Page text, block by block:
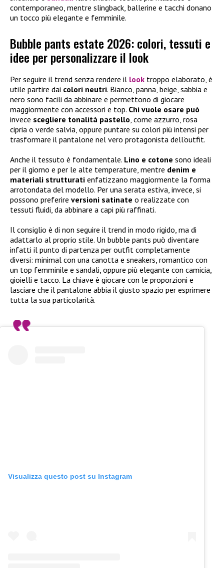
contemporaneo, mentre slingback, ballerine e tacchi donano
un tocco più elegante e femminile.
Bubble pants estate 2026: colori, tessuti e
idee per personalizzare il look
Per seguire il trend senza rendere il look troppo elaborato, è
utile partire dai colori neutri. Bianco, panna, beige, sabbia e
nero sono facili da abbinare e permettono di giocare
maggiormente con accessori e top. Chi vuole osare può
invece scegliere tonalità pastello , come azzurro, rosa
cipria o verde salvia, oppure puntare su colori più intensi per
trasformare il pantalone nel vero protagonista dell’outfit.
Anche il tessuto è fondamentale. Lino e cotone sono ideali
per il giorno e per le alte temperature, mentre denim e
materiali strutturati enfatizzano maggiormente la forma
arrotondata del modello. Per una serata estiva, invece, si
possono preferire versioni satinate o realizzate con
tessuti fluidi, da abbinare a capi più raffinati.
Il consiglio è di non seguire il trend in modo rigido, ma di
adattarlo al proprio stile. Un bubble pants può diventare
infatti il punto di partenza per outfit completamente
diversi: minimal con una canotta e sneakers, romantico con
un top femminile e sandali, oppure più elegante con camicia,
gioielli e tacco. La chiave è giocare con le proporzioni e
lasciare che il pantalone abbia il giusto spazio per esprimere
tutta la sua particolarità.
Visualizza questo post su Instagram